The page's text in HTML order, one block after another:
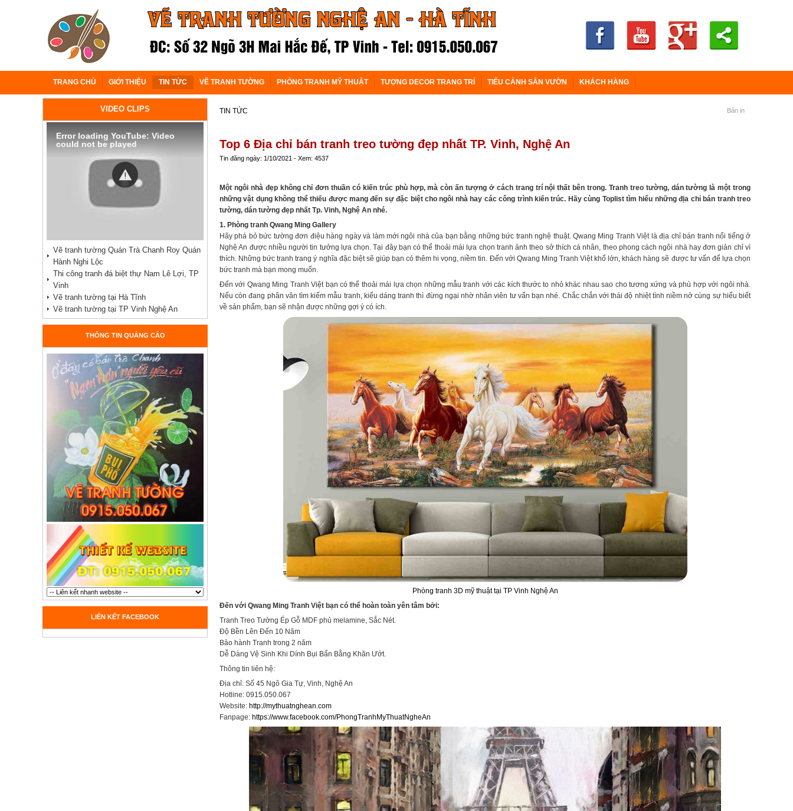
TRANG CHỦ GIỚI THIỆU TIN TỨC VẼ TRANH TƯỜNG PHÒNG TRANH MỸ THUẬT TƯỢNG DECOR TRANG TRÍ TIỂU CẢNH SÂN VƯỜN KHÁCH HÀNG
VIDEO CLIPS
Error loading YouTube: Video
could not be played
Vẽ tranh tường Quán Trà Chanh Roy Quán
Hành Nghi Lộc
Thi công tranh đá biệt thự Nam Lê Lợi, TP
Vinh
Vẽ tranh tường tại Hà Tĩnh
Vẽ tranh tường tại TP Vinh Nghệ An
THÔNG TIN QUẢNG CÁO
LIÊN KẾT FACEBOOK
TIN TỨC Bản in
Top 6 Địa chỉ bán tranh treo tường đẹp nhất TP. Vinh, Nghệ An
Tin đăng ngày: 1/10/2021 - Xem: 4537
Một ngôi nhà đẹp không chỉ đơn thuần có kiến trúc phù hợp, mà còn ấn tượng ở cách trang trí nội thất bên trong. Tranh treo tường, dán tường là một trong
những vật dụng không thể thiếu được mang đến sự đặc biệt cho ngôi nhà hay các công trình kiến trúc. Hãy cùng Toplist tìm hiểu những địa chỉ bán tranh treo
tường, dán tường đẹp nhất Tp. Vinh, Nghệ An nhé.
1. Phòng tranh Qwang Ming Gallery
Hãy phá bỏ bức tường đơn điệu hàng ngày và làm mới ngôi nhà của bạn bằng những bức tranh nghệ thuật. Qwang Ming Tranh Việt là địa chỉ bán tranh nổi tiếng ở
Nghệ An được nhiều người tin tưởng lựa chọn. Tại đây bạn có thể thoải mái lựa chọn tranh ảnh theo sở thích cá nhân, theo phong cách ngôi nhà hay đơn giản chỉ vì
thích. Những bức tranh trang ý nghĩa đặc biệt sẽ giúp bạn có thêm hi vọng, niềm tin. Đến với Qwang Ming Tranh Việt khổ lớn, khách hàng sẽ được tư vấn để lựa chọn
bức tranh mà bạn mong muốn.
Đến với Qwang Ming Tranh Việt bạn có thể thoải mái lựa chọn những mẫu tranh với các kích thước to nhỏ khác nhau sao cho tương xứng và phù hợp với ngôi nhà.
Nếu còn đang phân vân tìm kiếm mẫu tranh, kiểu dáng tranh thì đừng ngại nhờ nhân viên tư vấn bạn nhé. Chắc chắn với thái độ nhiệt tình niềm nở cùng sự hiểu biết
về sản phẩm, bạn sẽ nhận được những gợi ý có ích.
Phòng tranh 3D mỹ thuật tại TP Vinh Nghệ An
Đến với Qwang Ming Tranh Việt bạn có thể hoàn toàn yên tâm bởi:
Tranh Treo Tường Ép Gỗ MDF phủ melamine, Sắc Nét.
Độ Bền Lên Đến 10 Năm
Bảo hành Tranh trong 2 năm
Dễ Dàng Vệ Sinh Khi Dính Bụi Bẩn Bằng Khăn Ướt.
Thông tin liên hệ:
Địa chỉ: Số 45 Ngô Gia Tự, Vinh, Nghệ An
Hotline: 0915.050.067
Website: http://mythuatnghean.com
Fanpage: https://www.facebook.com/PhongTranhMyThuatNgheAn